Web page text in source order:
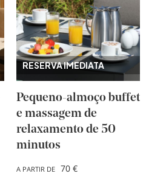
RESERVA IMEDIATA
Pequeno-almoço buffet
e massagem de
relaxamento de 50
minutos
A PARTIR DE
70 €